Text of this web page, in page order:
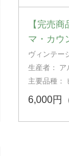
【完売
マ・カウ
ヴィンテー
生産者： ア
主要品種：
6,000円